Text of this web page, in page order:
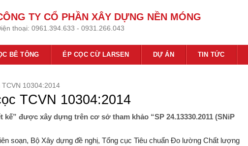
TY CỔ PHẦN XÂY DỰNG NỀN MÓNG
thoại: 0961.394.633 - 0931.266.043
BÊ TÔNG ÉP CỌC CỪ LARSEN DỰ ÁN TIN TỨC
10304:2014
TCVN 10304:2014
kế” được xây dựng trên cơ sở tham khảo “SP 24.13330.2011 (SNiP
soạn, Bộ Xây dựng đề nghị, Tổng cục Tiêu chuẩn Đo lường Chất lượng